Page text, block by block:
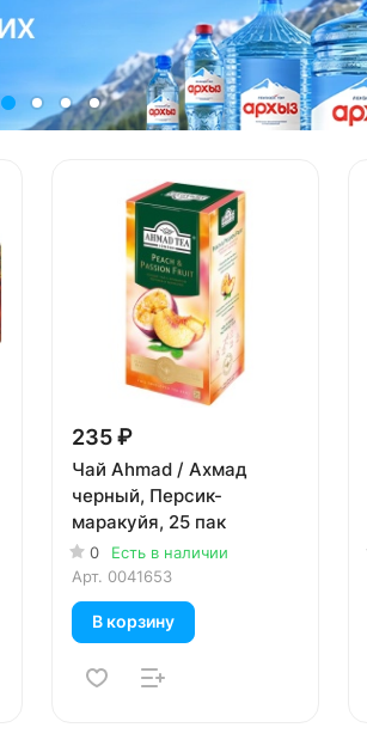
235 ₽
Чай Ahmad / Ахмад
черный, Персик-
маракуйя, 25 пак
0
Есть в наличии
Арт. 0041653
В корзину